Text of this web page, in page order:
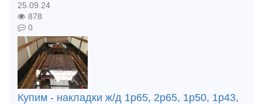
25.09.24
878
0
Купим - накладки ж/д 1р65, 2р65, 1р50, 1р43,